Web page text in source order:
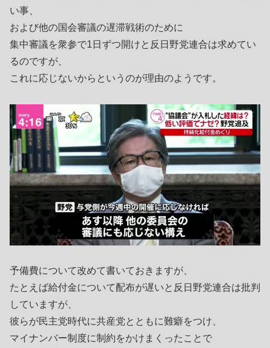
い事、
および他の国会審議の遅滞戦術のために
集中審議を衆参で1日ずつ開けと反日野党連合は求めてい
るのですが、
これに応じないからというのが理由のようです。
予備費について改めて書いておきますが、
たとえば給付金について配布が遅いと反日野党連合は批判
していますが、
彼らが民主党時代に共産党とともに難癖をつけ、
マイナンバー制度に制約をかけまくったことで